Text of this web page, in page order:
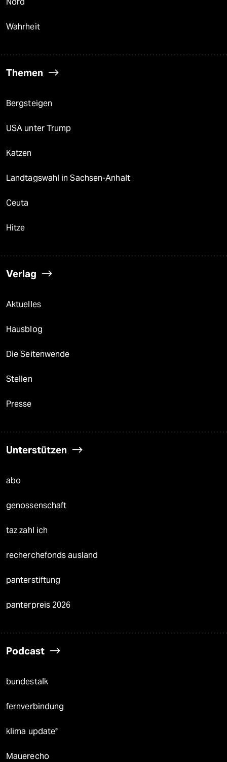
Wahrheit
Themen
Bergsteigen
USA unter Trump
Katzen
Landtagswahl in Sachsen-Anhalt
Ceuta
Hitze
Verlag
Aktuelles
Hausblog
Die Seitenwende
Stellen
Presse
Unterstützen
abo
genossenschaft
taz zahl ich
recherchefonds ausland
panterstiftung
panterpreis 2026
Podcast
bundestalk
fernverbindung
klima update°
Mauerecho